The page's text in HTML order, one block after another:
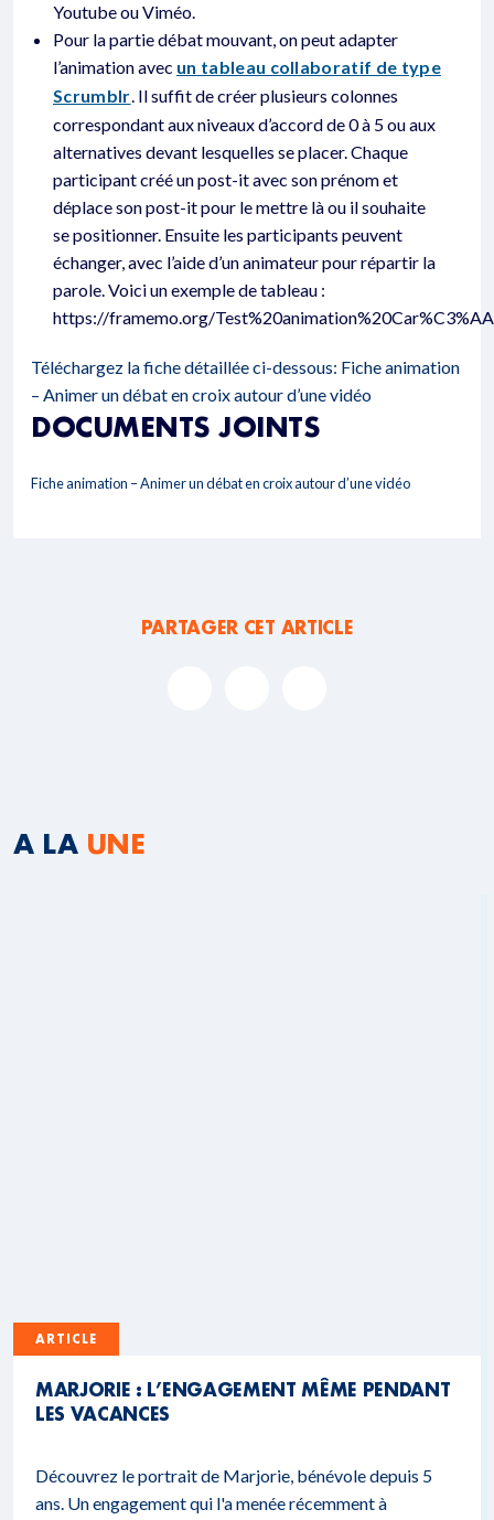
Youtube ou Viméo.
Pour la partie débat mouvant, on peut adapter
l’animation avec un tableau collaboratif de type
Scrumblr. Il suffit de créer plusieurs colonnes
correspondant aux niveaux d’accord de 0 à 5 ou aux
alternatives devant lesquelles se placer. Chaque
participant créé un post-it avec son prénom et
déplace son post-it pour le mettre là ou il souhaite
se positionner. Ensuite les participants peuvent
échanger, avec l’aide d’un animateur pour répartir la
parole. Voici un exemple de tableau :
https://framemo.org/
Téléchargez la fiche détaillée ci-dessous: Fiche animation
– Animer un débat en croix autour d’une vidéo
DOCUMENTS JOINTS
Fiche animation – Animer un débat en croix autour d’une vidéo
PARTAGER CET ARTICLE
A LA UNE
ARTICLE
MARJORIE : L’ENGAGEMENT MÊME PENDANT
LES VACANCES
Découvrez le portrait de Marjorie, bénévole depuis 5
ans. Un engagement qui l'a menée récemment à